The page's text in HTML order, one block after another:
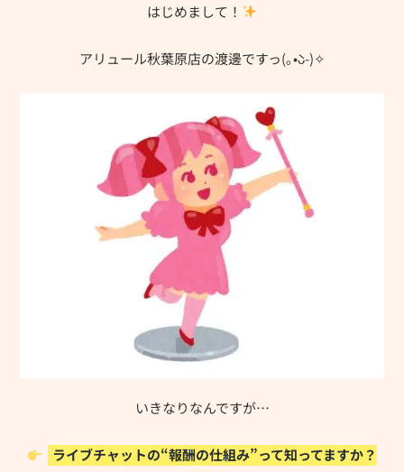
はじめまして！
アリュール秋葉原店の渡邊ですっ(｡•̀ᴗ-)✧
いきなりなんですが…
ライブチャットの“報酬の仕組み”って知ってますか？